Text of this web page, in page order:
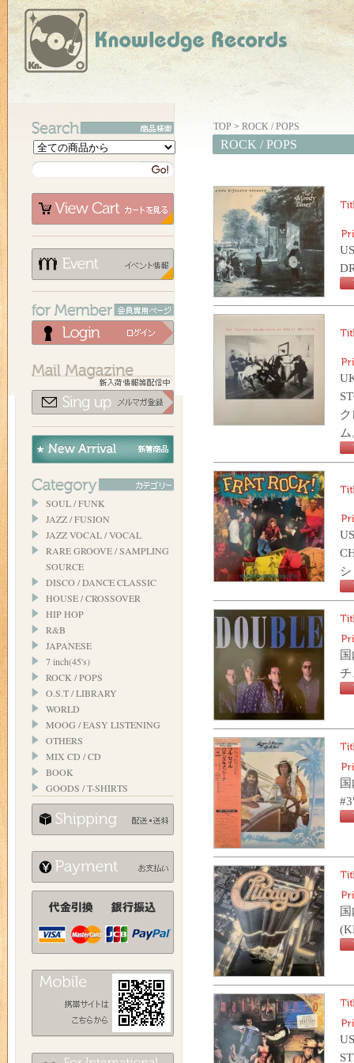
SOUL / FUNK
JAZZ / FUSION
JAZZ VOCAL / VOCAL
RARE GROOVE / SAMPLING
SOURCE
DISCO / DANCE CLASSIC
HOUSE / CROSSOVER
HIP HOP
R&B
JAPANESE
7 inch(45's)
ROCK / POPS
O.S.T / LIBRARY
WORLD
MOOG / EASY LISTENING
OTHERS
MIX CD / CD
BOOK
GOODS / T-SHIRTS
TOP > ROCK / POPS
ROCK / POPS
チ